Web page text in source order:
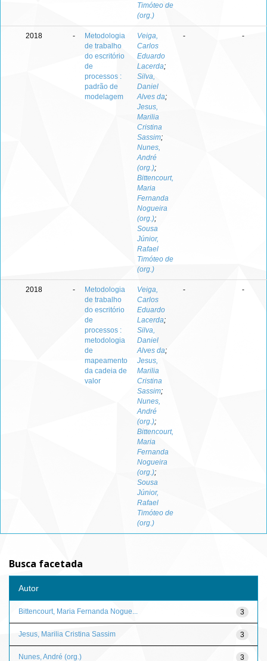
Timóteo de
(org.)
2018 -
Metodologia
de trabalho
do escritório
de
processos :
padrão de
modelagem
Veiga,
Carlos
Eduardo
Lacerda;
Silva,
Daniel
Alves da;
Jesus,
Marilia
Cristina
Sassim;
Nunes,
André
(org.);
Bittencourt,
Maria
Fernanda
Nogueira
(org.);
Sousa
Júnior,
Rafael
Timóteo de
(org.)
- -
2018 -
Metodologia
de trabalho
do escritório
de
processos :
metodologia
de
mapeamento
da cadeia de
valor
Veiga,
Carlos
Eduardo
Lacerda;
Silva,
Daniel
Alves da;
Jesus,
Marilia
Cristina
Sassim;
Nunes,
André
(org.);
Bittencourt,
Maria
Fernanda
Nogueira
(org.);
Sousa
Júnior,
Rafael
Timóteo de
(org.)
- -
Busca facetada
Autor
3
Bittencourt, Maria Fernanda Nogue...
3
Jesus, Marilia Cristina Sassim
3
Nunes, André (org.)